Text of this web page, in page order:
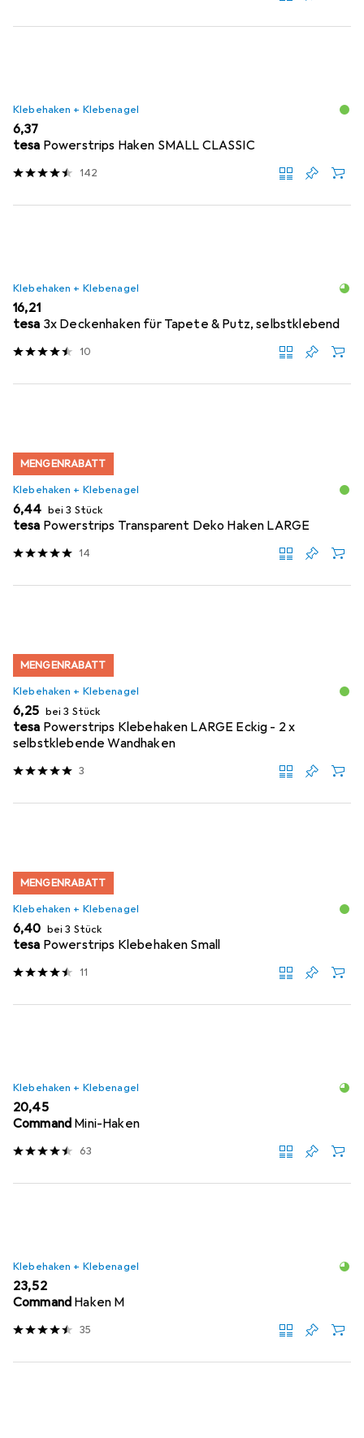
Klebehaken + Klebenagel
EUR
6,37
tesa Powerstrips Haken SMALL CLASSIC
142
Klebehaken + Klebenagel
EUR
16,21
tesa 3x Deckenhaken für Tapete & Putz, selbstklebend
10
MENGENRABATT
Klebehaken + Klebenagel
EUR
6,44 bei 3 Stück
tesa Powerstrips Transparent Deko Haken LARGE
14
MENGENRABATT
Klebehaken + Klebenagel
EUR
6,25 bei 3 Stück
tesa Powerstrips Klebehaken LARGE Eckig - 2 x
selbstklebende Wandhaken
3
MENGENRABATT
Klebehaken + Klebenagel
EUR
6,40 bei 3 Stück
tesa Powerstrips Klebehaken Small
11
Klebehaken + Klebenagel
EUR
20,45
Command Mini-Haken
63
Klebehaken + Klebenagel
EUR
23,52
Command Haken M
35